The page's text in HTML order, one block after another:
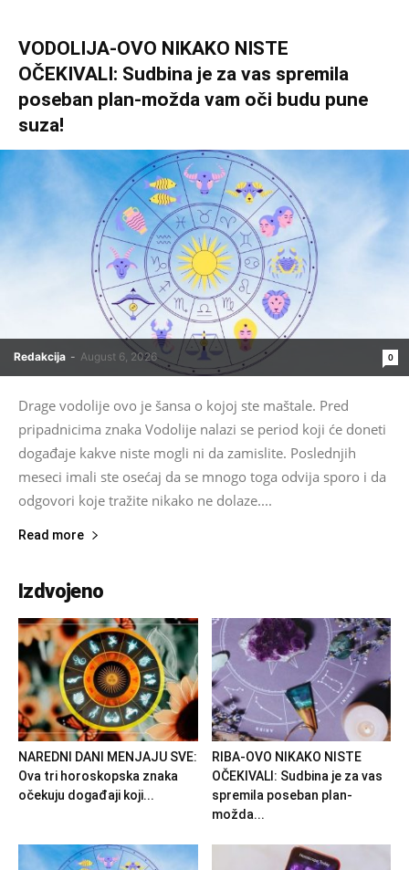
VODOLIJA-OVO NIKAKO NISTE
OČEKIVALI: Sudbina je za vas spremila
poseban plan-možda vam oči budu pune
suza!
Redakcija - August 6, 2026 0
Drage vodolije ovo je šansa o kojoj ste maštale. Pred
pripadnicima znaka Vodolije nalazi se period koji će doneti
događaje kakve niste mogli ni da zamislite. Poslednjih
meseci imali ste osećaj da se mnogo toga odvija sporo i da
odgovori koje tražite nikako ne dolaze....
Read more
Izdvojeno
NAREDNI DANI MENJAJU SVE:
Ova tri horoskopska znaka
očekuju događaji koji...
RIBA-OVO NIKAKO NISTE
OČEKIVALI: Sudbina je za vas
spremila poseban plan-
možda...